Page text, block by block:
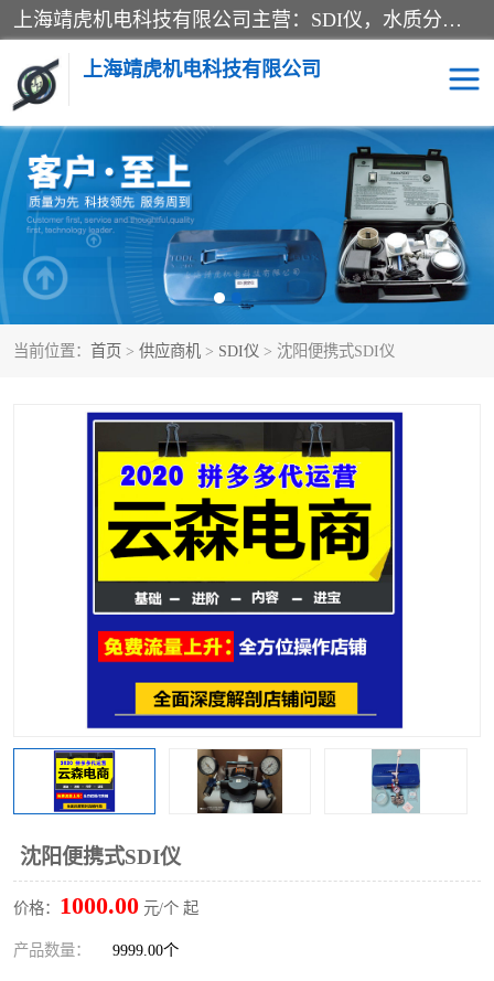
上海靖虎机电科技有限公司主营：SDI仪，水质分析仪，水质检测仪产品；上海靖虎机电科技有限公司在专业制造和研发等方面的强大的平台优势，利用自身在自动化仪表、自控系统及环保监测仪器的专长，以优良的技术，优越的产品质量和良好的服务质量与广大客户真诚合作。
上海靖虎机电科技有限公司
当前位置： 首页 > 供应商机 > SDI仪 > 沈阳便携式SDI仪
沈阳便携式SDI仪
价格： 1000.00 元/个 起
产品数量： 9999.00个
SDI仪 过滤膜过滤纸
PH电导测试笔 水质分析仪
水质检测仪 电导测试笔
PH电导测试仪